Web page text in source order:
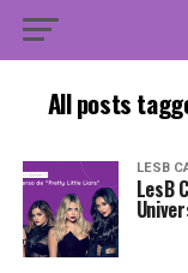
All posts
LESB
LesB